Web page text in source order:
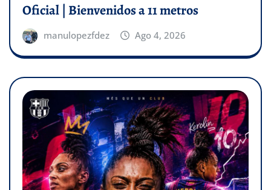
Oficial | Bienvenidos a 11 metros
manulopezfdez Ago 4, 2026